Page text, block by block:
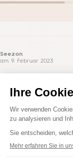
Seezon
am 9. Februar 2023